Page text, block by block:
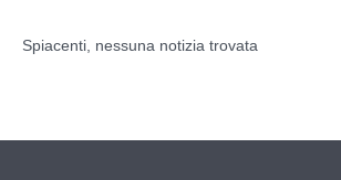
contenuto
Spiacenti, nessuna notizia trovata